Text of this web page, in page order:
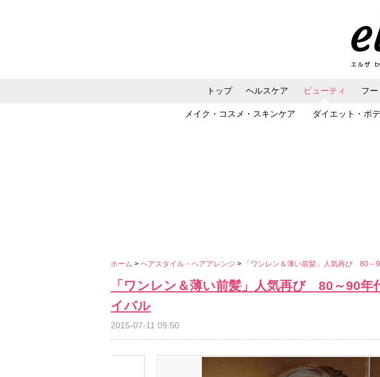
トップ ヘルスケア ビューティ
メイク・コスメ・スキンケア ダイエット・ボ
フー
ホーム > ヘアスタイル・ヘアアレンジ > 「ワンレン＆薄い前髪」人気再び 80～
「ワンレン＆薄い前髪」人気再び 80～90
イバル
2015-07-11 09:50